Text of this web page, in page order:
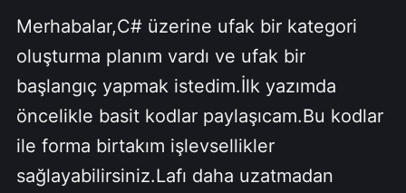
Merhabalar,C# üzerine ufak bir kategori
oluşturma planım vardı ve ufak bir
başlangıç yapmak istedim.İlk yazımda
öncelikle basit kodlar paylaşıcam.Bu kodlar
ile forma birtakım işlevsellikler
sağlayabilirsiniz.Lafı daha uzatmadan